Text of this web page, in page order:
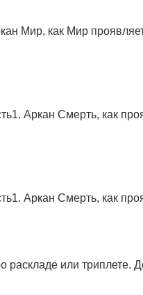
Мир, как Мир
Аркан Смерть, как
Аркан Смерть, как
раскладе или триплете.